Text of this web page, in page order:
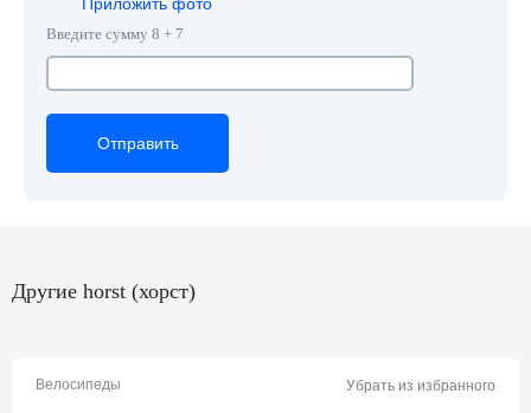
Введите сумму 8 + 7
Отправить
Отправить
Отправить
Другие horst (хорст)
Велосипеды Убрать из избранного